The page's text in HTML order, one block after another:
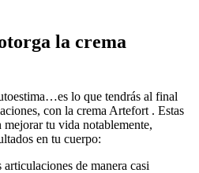
la crema
lo que tendrás al final
con la crema Artefort . Estas
mejorar tu vida notablemente,
en tu cuerpo:
de manera casi